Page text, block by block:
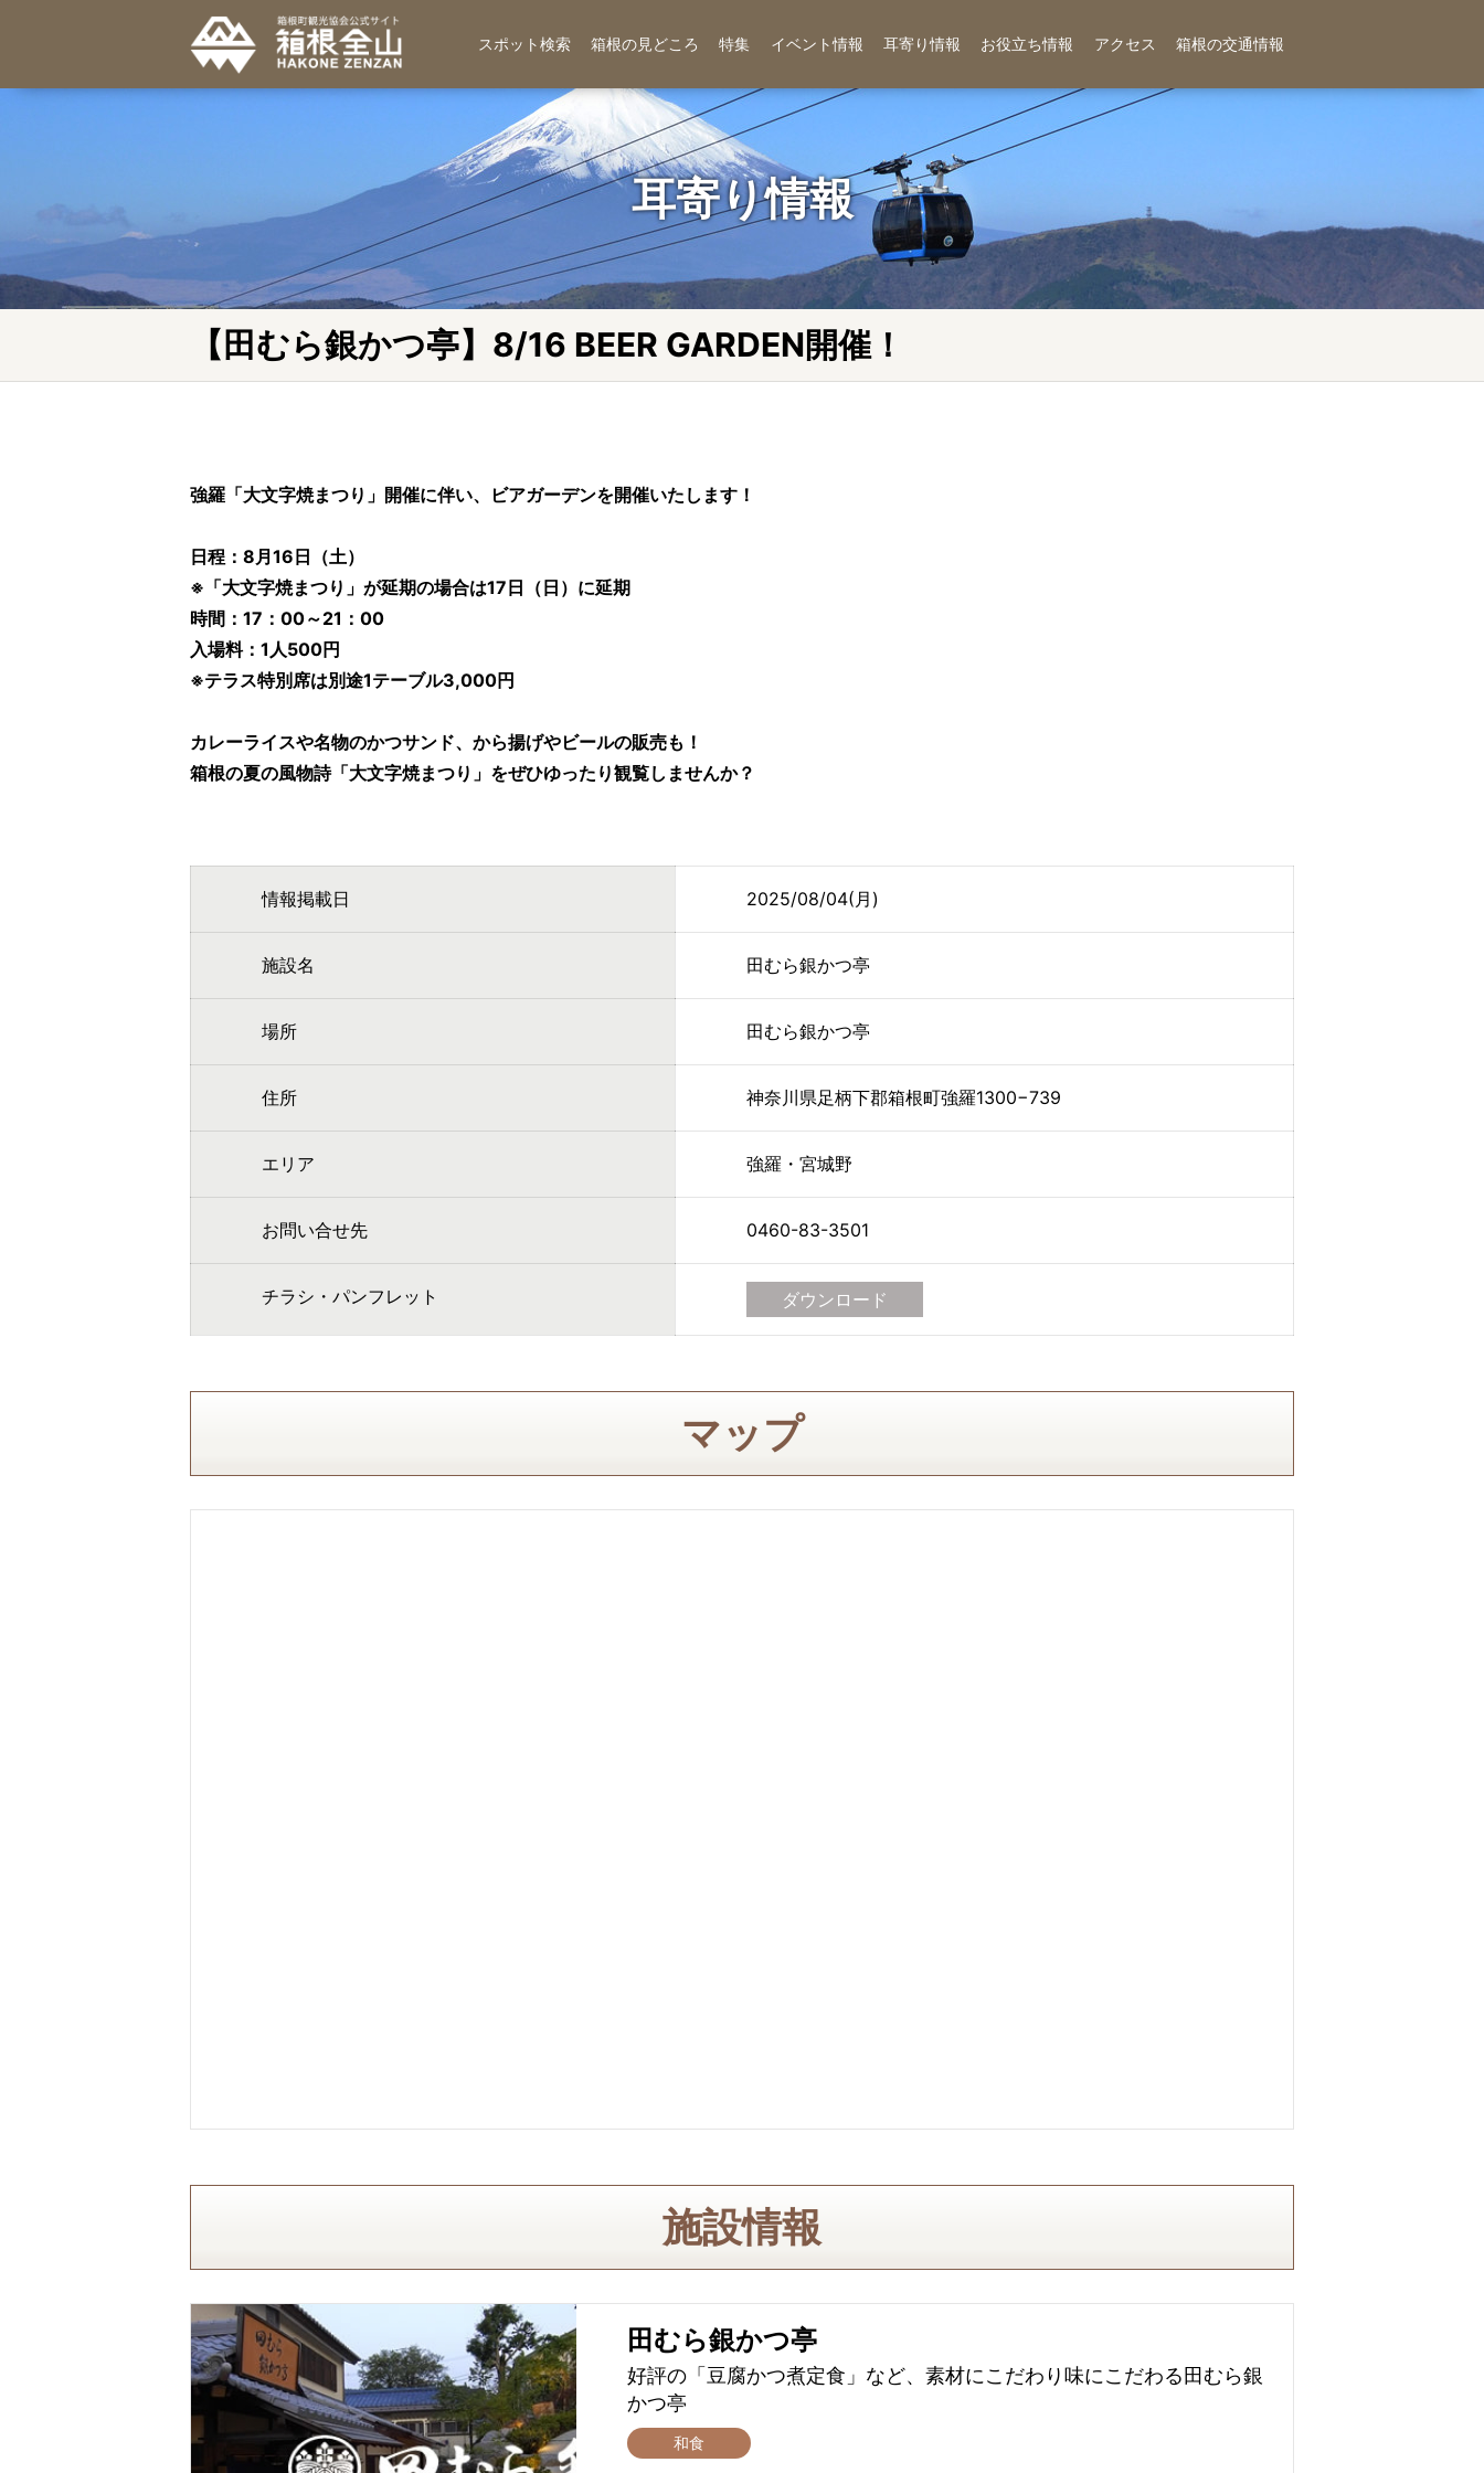
スポット検索 箱根の見どころ 特集 イベント情報 耳寄り情報 お役立ち情報 アクセス 箱根の交通情報
耳寄り情報
【田むら銀かつ亭】8/16 BEER GARDEN開催！
強羅「大文字焼まつり」開催に伴い、ビアガーデンを開催いたします！
日程：8月16日（土）
※「大文字焼まつり」が延期の場合は17日（日）に延期
時間：17：00～21：00
入場料：1人500円
※テラス特別席は別途1テーブル3,000円
カレーライスや名物のかつサンド、から揚げやビールの販売も！
箱根の夏の風物詩「大文字焼まつり」をぜひゆったり観覧しませんか？
情報掲載日 2025/08/04(月)
施設名 田むら銀かつ亭
場所 田むら銀かつ亭
住所 神奈川県足柄下郡箱根町強羅1300−739
エリア 強羅・宮城野
お問い合せ先 0460-83-3501
チラシ・パンフレット ダウンロード
マップ
施設情報
田むら銀かつ亭
好評の「豆腐かつ煮定食」など、素材にこだわり味にこだわる田むら銀
かつ亭
和食